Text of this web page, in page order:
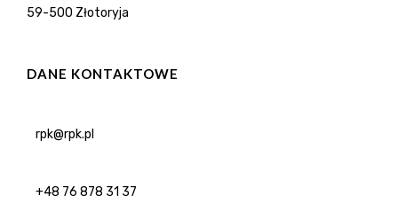
59-500 Złotoryja
DANE KONTAKTOWE
rpk@rpk.pl
+48 76 878 31 37